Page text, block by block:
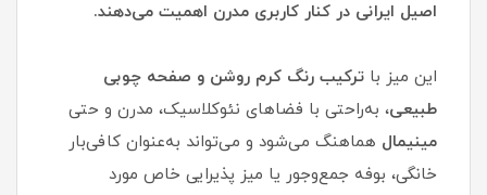
اصیل ایرانی در کنار کاربری مدرن اهمیت می‌دهند.
این میز با ترکیب رنگ کرم روشن و صفحه چوبی
طبیعی، به‌راحتی با فضاهای نئوکلاسیک، مدرن و حتی
مینیمال هماهنگ می‌شود و می‌تواند به‌عنوان کافی‌بار
خانگی، بوفه جمع‌وجور یا میز پذیرایی خاص مورد